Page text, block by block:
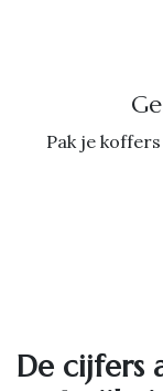
Pak je
De cijfers